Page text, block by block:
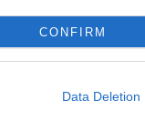
CONFIRM
Data Deletion
poremećaja
energije, i
mada